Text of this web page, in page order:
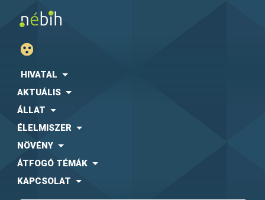
HIVATAL
AKTUÁLIS
ÁLLAT
ÉLELMISZER
NÖVÉNY
ÁTFOGÓ TÉMÁK
KAPCSOLAT